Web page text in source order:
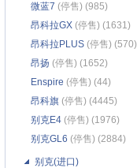
微蓝7 (停售) (985)
昂科拉GX (停售) (1631)
昂科拉PLUS (停售) (570)
昂扬 (停售) (1652)
Enspire (停售) (44)
昂科旗 (停售) (4445)
别克E4 (停售) (1976)
别克GL6 (停售) (2884)
别克(进口)